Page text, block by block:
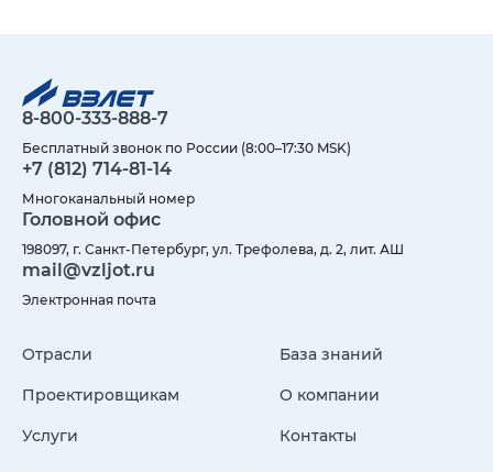
8-800-333-888-7
Бесплатный звонок по России (8:00–17:30 MSK)
+7 (812) 714-81-14
Многоканальный номер
Головной офис
198097, г. Санкт-Петербург, ул. Трефолева, д. 2, лит. АШ
mail@vzljot.ru
Электронная почта
Отрасли
Проектировщикам
Услуги
База знаний
О компании
Контакты